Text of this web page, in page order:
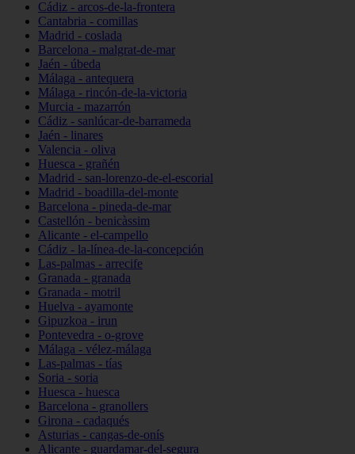
Cádiz - arcos-de-la-frontera
Cantabria - comillas
Madrid - coslada
Barcelona - malgrat-de-mar
Jaén - úbeda
Málaga - antequera
Málaga - rincón-de-la-victoria
Murcia - mazarrón
Cádiz - sanlúcar-de-barrameda
Jaén - linares
Valencia - oliva
Huesca - grañén
Madrid - san-lorenzo-de-el-escorial
Madrid - boadilla-del-monte
Barcelona - pineda-de-mar
Castellón - benicàssim
Alicante - el-campello
Cádiz - la-línea-de-la-concepción
Las-palmas - arrecife
Granada - granada
Granada - motril
Huelva - ayamonte
Gipuzkoa - irun
Pontevedra - o-grove
Málaga - vélez-málaga
Las-palmas - tías
Soria - soria
Huesca - huesca
Barcelona - granollers
Girona - cadaqués
Asturias - cangas-de-onís
Alicante - guardamar-del-segura